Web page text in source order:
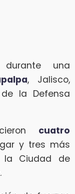
durante una
, Jalisco,
la Defensa
cuatro
y tres más
la Ciudad de